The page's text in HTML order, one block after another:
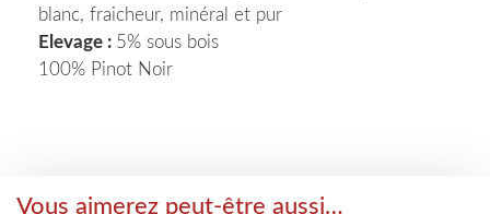
blanc, fraicheur, minéral et pur
Elevage : 5% sous bois
100% Pinot Noir
Vous aimerez peut-être aussi…